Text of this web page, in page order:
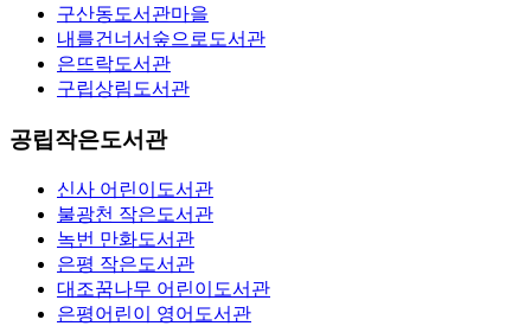
구산동도서관마을
내를건너서숲으로도서관
은뜨락도서관
구립상림도서관
공립작은도서관
신사 어린이도서관
불광천 작은도서관
녹번 만화도서관
은평 작은도서관
대조꿈나무 어린이도서관
은평어린이 영어도서관